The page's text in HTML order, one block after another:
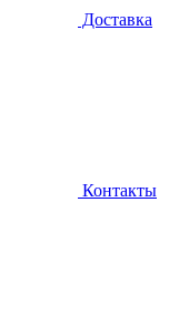
Доставка
Контакты